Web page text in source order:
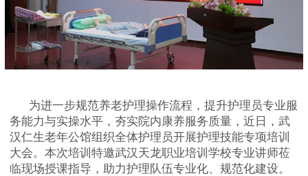
为进一步规范养老护理操作流程，提升护理员专业服
务能力与实操水平，夯实院内康养服务质量，近日，武
汉仁生老年公馆组织全体护理员开展护理技能专项培训
大会。本次培训特邀武汉天龙职业培训学校专业讲师莅
临现场授课指导，助力护理队伍专业化、规范化建设。